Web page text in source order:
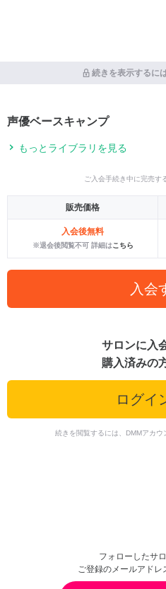
続きを表示するに
声優ベースキャンプ
もっとライブラリを見る
ご入会手続き中に完売す
販売価格
入会後無料
※退会後閲覧不可 詳細はこちら
入会
サロンに入
購入済みの
ログイ
続きを閲覧するには、DMMアカウ
フォローしたサ
ご登録のメールアドレ